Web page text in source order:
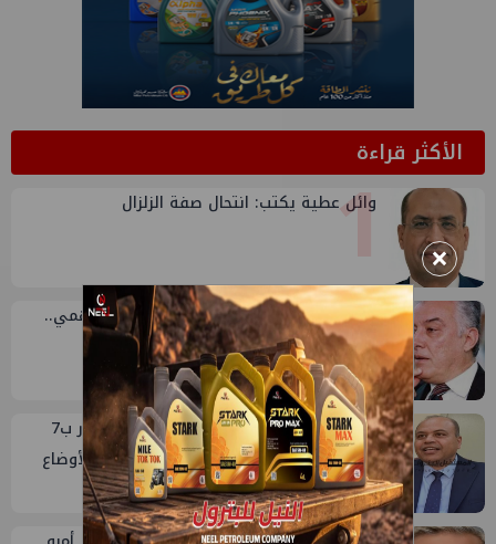
الأكثر قراءة1
وائل عطية يكتب: انتحال صفة الزلزال
2
وثائقيات رؤساء الهيئة في عهد سامح فهمي..
الاختيارات بين الأسباب والأهداف
3
هيئة البترول تراجع تقارير استهلاك السولار ب7
تابعة للنيل وتوتال وبترومين بعد تصحيح الأوضاع
×